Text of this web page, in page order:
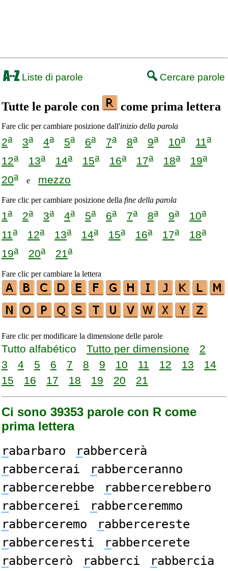
Liste di parole Cercare parole
Tutte le parole con come prima lettera
Fare clic per cambiare posizione dall'inizio della parola
2a 3a 4a 5a 6a 7a 8a 9a 10a 11a
12a 13a 14a 15a 16a 17a 18a 19a
20ae mezzo
Fare clic per cambiare posizione della fine della parola
1a 2a 3a 4a 5a 6a 7a 8a 9a 10a
11a 12a 13a 14a 15a 16a 17a 18a
19a 20a 21 a
Fare clic per cambiare la lettera
Fare clic per modificare la dimensione delle parole
Tutto alfabético Tutto per dimensione
2
3
4 5 6 7 8 9 10 11 12 13
14
15
16 17 18 19 20 21
Ci sono 39353 parole con R come
prima lettera
rabarbaro rabbercerà
rabbercerai rabberceranno
rabbercerebbe rabbercerebbero
rabbercerei rabberceremmo
rabberceremo rabbercereste
rabberceresti rabbercerete
rabbercerò rabberci rabbercia